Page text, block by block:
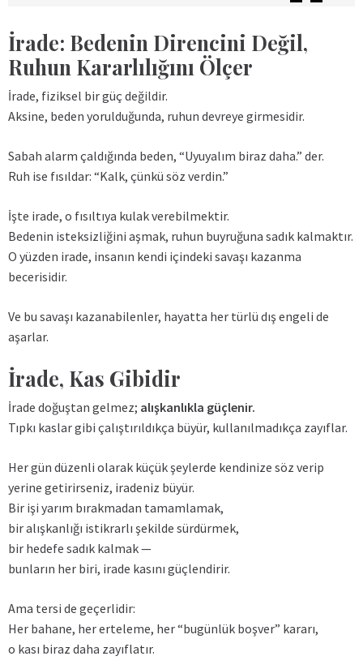
İrade: Bedenin Direncini Değil,
Ruhun Kararlılığını Ölçer
İrade, fiziksel bir güç değildir.
Aksine, beden yorulduğunda, ruhun devreye girmesidir.
Sabah alarm çaldığında beden, “Uyuyalım biraz daha.” der.
Ruh ise fısıldar: “Kalk, çünkü söz verdin.”
İşte irade, o fısıltıya kulak verebilmektir.
Bedenin isteksizliğini aşmak, ruhun buyruğuna sadık kalmaktır.
O yüzden irade, insanın kendi içindeki savaşı kazanma
becerisidir.
Ve bu savaşı kazanabilenler, hayatta her türlü dış engeli de
aşarlar.
İrade, Kas Gibidir
İrade doğuştan gelmez; alışkanlıkla güçlenir.
Tıpkı kaslar gibi çalıştırıldıkça büyür, kullanılmadıkça zayıflar.
Her gün düzenli olarak küçük şeylerde kendinize söz verip
yerine getirirseniz, iradeniz büyür.
Bir işi yarım bırakmadan tamamlamak,
bir alışkanlığı istikrarlı şekilde sürdürmek,
bir hedefe sadık kalmak —
bunların her biri, irade kasını güçlendirir.
Ama tersi de geçerlidir:
Her bahane, her erteleme, her “bugünlük boşver” kararı,
o kası biraz daha zayıflatır.